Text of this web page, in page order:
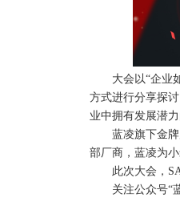
大会以“企业
方式进行分享探
业中拥有发展潜
蓝凌旗下金
部厂商，蓝凌为
此次大会，
关注公众号“